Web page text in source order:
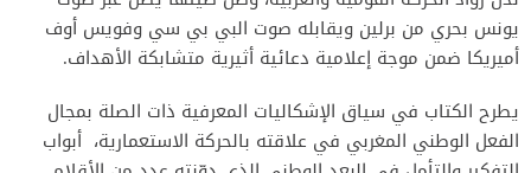
يونس بحري من برلين ويقابله صوت البي بي سي وفويس أوف
أميريكا ضمن موجة إعلامية دعائية أثيرية متشابكة الأهداف.
يطرح الكتاب في سياق الإشكاليات المعرفية ذات الصلة بمجال
الفعل الوطني المغربي في علاقته بالحركة الاستعمارية، أبواب